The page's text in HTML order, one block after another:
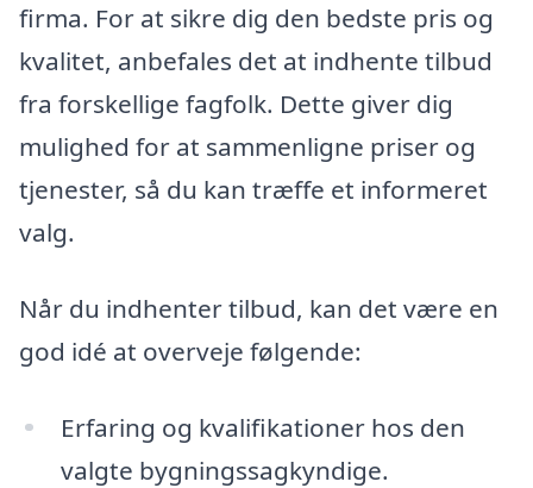
firma. For at sikre dig den bedste pris og
kvalitet, anbefales det at indhente tilbud
fra forskellige fagfolk. Dette giver dig
mulighed for at sammenligne priser og
tjenester, så du kan træffe et informeret
valg.
Når du indhenter tilbud, kan det være en
god idé at overveje følgende:
Erfaring og kvalifikationer hos den
valgte bygningssagkyndige.